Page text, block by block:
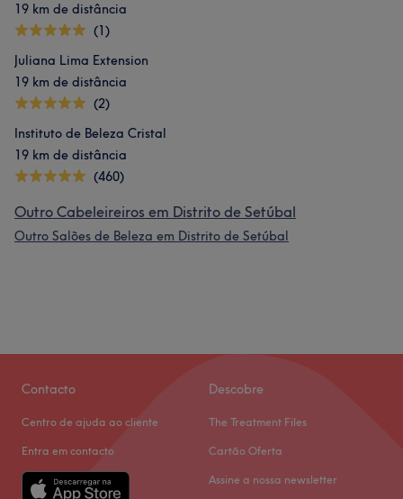
19 km de distância
(1)
Juliana Lima Extension
19 km de distância
(2)
Instituto de Beleza Cristal
19 km de distância
(460)
Outro Cabeleireiros em Distrito de Setúbal
Outro Salões de Beleza em Distrito de Setúbal
Contacto
Centro de ajuda ao cliente
Entra em contacto
Descobre
The Treatment Files
Cartão Oferta
Assine a nossa newsletter